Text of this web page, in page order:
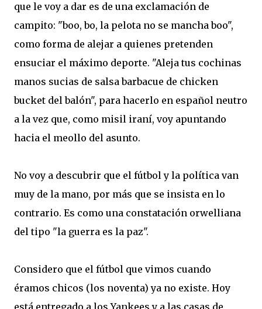
que le voy a dar es de una exclamación de
campito: "boo, bo, la pelota no se mancha boo",
como forma de alejar a quienes pretenden
ensuciar el máximo deporte. "Aleja tus cochinas
manos sucias de salsa barbacue de chicken
bucket del balón", para hacerlo en español neutro
a la vez que, como misil iraní, voy apuntando
hacia el meollo del asunto.
No voy a descubrir que el fútbol y la política van
muy de la mano, por más que se insista en lo
contrario. Es como una constatación orwelliana
del tipo "la guerra es la paz".
Considero que el fútbol que vimos cuando
éramos chicos (los noventa) ya no existe. Hoy
está entregado a los Yankees y a las casas de